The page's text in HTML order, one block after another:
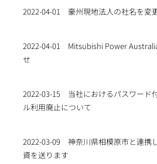
2022-04-01 豪州現地法人の社名を変
2022-04-01
Mitsubishi Power
せ
2022-03-15
当社におけるパスワード
ル利用廃止について
2022-03-09
神奈川県相模原市と連携
資を送ります